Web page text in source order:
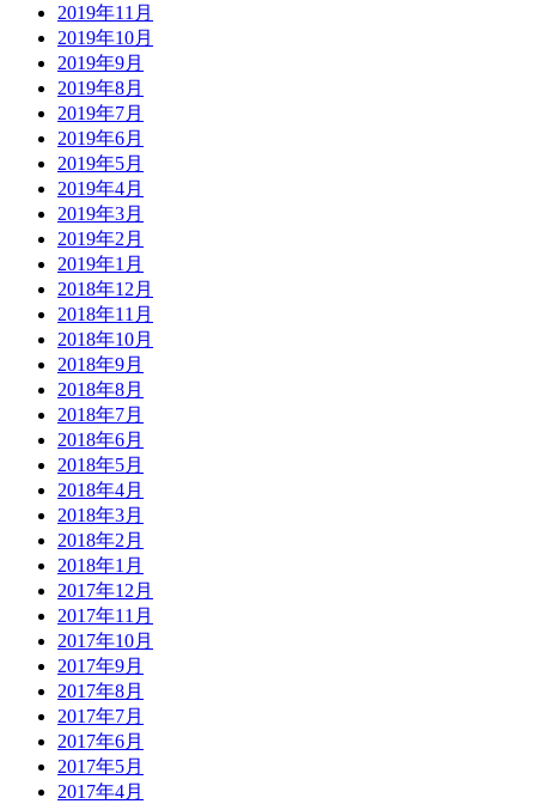
2019年11月
2019年10月
2019年9月
2019年8月
2019年7月
2019年6月
2019年5月
2019年4月
2019年3月
2019年2月
2019年1月
2018年12月
2018年11月
2018年10月
2018年9月
2018年8月
2018年7月
2018年6月
2018年5月
2018年4月
2018年3月
2018年2月
2018年1月
2017年12月
2017年11月
2017年10月
2017年9月
2017年8月
2017年7月
2017年6月
2017年5月
2017年4月